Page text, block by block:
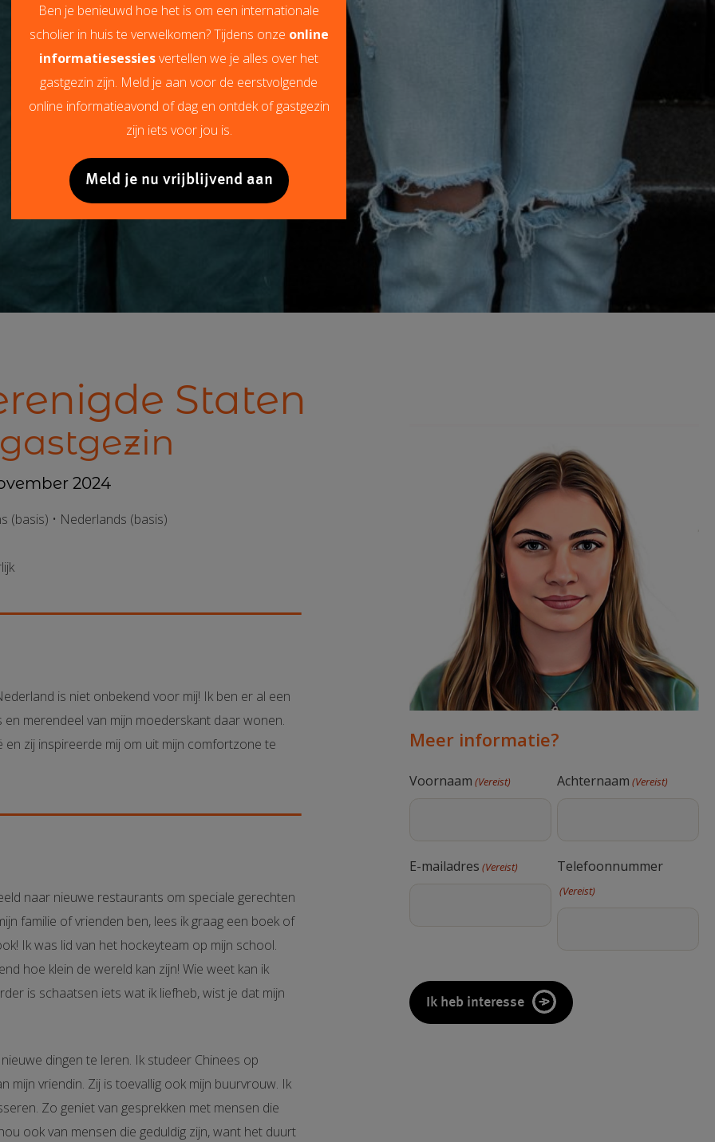
Staten
2024
(basis) • Nederlands (basis)
is niet onbekend voor mij! Ik ben er al een
merendeel van mijn moederskant daar wonen.
zij inspireerde mij om uit mijn comfortzone te
naar nieuwe restaurants om speciale gerechten
familie of vrienden ben, lees ik graag een boek of
Ik was lid van het hockeyteam op mijn school.
hoe klein de wereld kan zijn! Wie weet kan ik
is schaatsen iets wat ik liefheb, wist je dat mijn
dingen te leren. Ik studeer Chinees op
vriendin. Zij is toevallig ook mijn buurvrouw. Ik
Zo geniet van gesprekken met mensen die
ook van mensen die geduldig zijn, want het duurt
Meer informatie?
Voornaam (Vereist) Achternaam (Vereist)
E-mailadres (Vereist) Telefoonnummer
(Vereist)
Ben je benieuwd hoe het is om een internationale
scholier in huis te verwelkomen? Tijdens onze online
informatiesessiesvertellen we je alles over het
gastgezin zijn. Meld je aan voor de eerstvolgende
online informatieavond of dag en ontdek of gastgezin
zijn iets voor jou is.
Meld je nu vrijblijvend aan